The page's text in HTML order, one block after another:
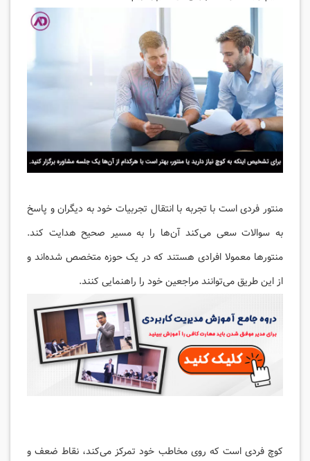
منتور فردی است با تجربه با انتقال تجربیات خود به دیگران و پاسخ
به سوالات سعی می‌کند آن‌ها را به مسیر صحیح هدایت کند.
منتورها معمولا افرادی هستند که در یک حوزه متخصص شده‌اند و
از این طریق می‌توانند مراجعین خود را راهنمایی کنند.
کوچ فردی است که روی مخاطب خود تمرکز می‌کند، نقاط ضعف و